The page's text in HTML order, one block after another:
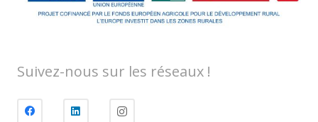
Suivez-nous sur les réseaux !